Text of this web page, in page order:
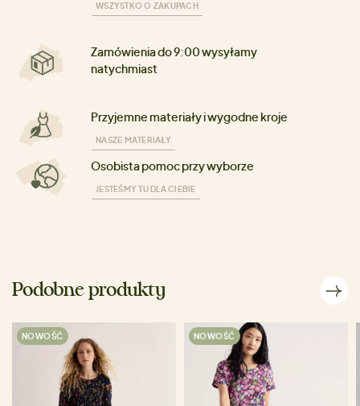
WSZYSTKO O ZAKUPACH
Zamówienia do 9:00 wysyłamy
natychmiast
Przyjemne materiały i wygodne kroje
NASZE MATERIAŁY
Osobista pomoc przy wyborze
JESTEŚMY TU DLA CIEBIE
Podobne produkty
NOWOŚĆ NOWOŚĆ